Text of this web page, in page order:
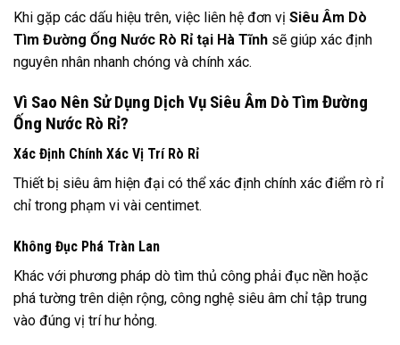
Khi gặp các dấu hiệu trên, việc liên hệ đơn vị Siêu Âm Dò
Tìm Đường Ống Nước Rò Rỉ tại Hà Tĩnh sẽ giúp xác định
nguyên nhân nhanh chóng và chính xác.
Vì Sao Nên Sử Dụng Dịch Vụ Siêu Âm Dò Tìm Đường
Ống Nước Rò Rỉ?
Xác Định Chính Xác Vị Trí Rò Rỉ
Thiết bị siêu âm hiện đại có thể xác định chính xác điểm rò rỉ
chỉ trong phạm vi vài centimet.
Không Đục Phá Tràn Lan
Khác với phương pháp dò tìm thủ công phải đục nền hoặc
phá tường trên diện rộng, công nghệ siêu âm chỉ tập trung
vào đúng vị trí hư hỏng.